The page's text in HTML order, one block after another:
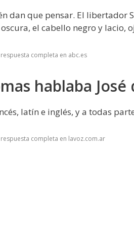
dan que pensar. El libertador
el cabello negro y lacio,
completa en abc.es
hablaba
latín e inglés, y a todas
completa en lavoz.com.ar